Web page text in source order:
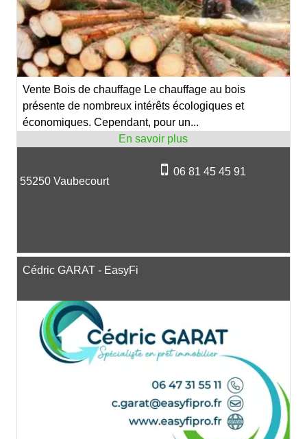
Vente Bois de chauffage Le chauffage au bois
présente de nombreux intérêts écologiques et
économiques. Cependant, pour un...
55250 Vaubecourt
06 81 45 45 91
Cédric GARAT - EasyFi